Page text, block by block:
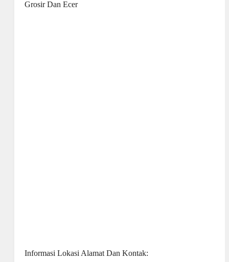
Grosir Dan Ecer
Informasi Lokasi Alamat Dan Kontak: